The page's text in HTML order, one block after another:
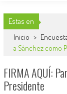
Estas en
Inicio >
a Sánchez como
FIRMA AQUÍ:
Presidente